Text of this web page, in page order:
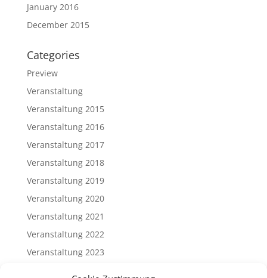
January 2016
December 2015
Categories
Preview
Veranstaltung
Veranstaltung 2015
Veranstaltung 2016
Veranstaltung 2017
Veranstaltung 2018
Veranstaltung 2019
Veranstaltung 2020
Veranstaltung 2021
Veranstaltung 2022
Veranstaltung 2023